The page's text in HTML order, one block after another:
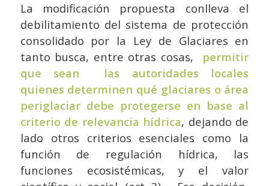
La modificación propuesta conlleva el
debilitamiento del sistema de protección
consolidado por la Ley de Glaciares en
tanto busca, entre otras cosas, permitir
que sean las autoridades locales
quienes determinen qué glaciares o área
periglaciar debe protegerse en base al
criterio de relevancia hídrica, dejando de
lado otros criterios esenciales como la
función de regulación hídrica, las
funciones ecosistémicas, y el valor